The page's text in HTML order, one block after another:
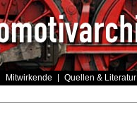
Mitwirkende Quellen & Literatur